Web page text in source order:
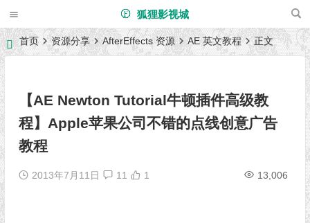
狐狸影视城
首页 资源分享 AfterEffects 资源 AE 英文教程 正文
【AE Newton Tutorial牛顿插件高级教
程】Apple苹果公司不错的点线创意广告
教程
2013年7月11日 11 13,006
1